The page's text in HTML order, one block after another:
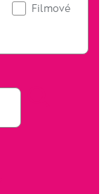
Filmové